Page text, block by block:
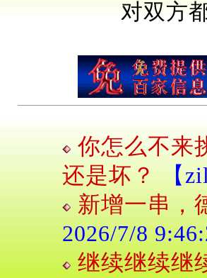
对双方
你怎么不来
还是坏？
【
新增一串，
2026/7/8
继续继续继